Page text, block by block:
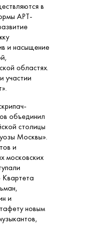
в
АРТ-
и насыщение
областях.
участии
объединил
столицы
Москвы».
и
московских
Квартета
и
новым